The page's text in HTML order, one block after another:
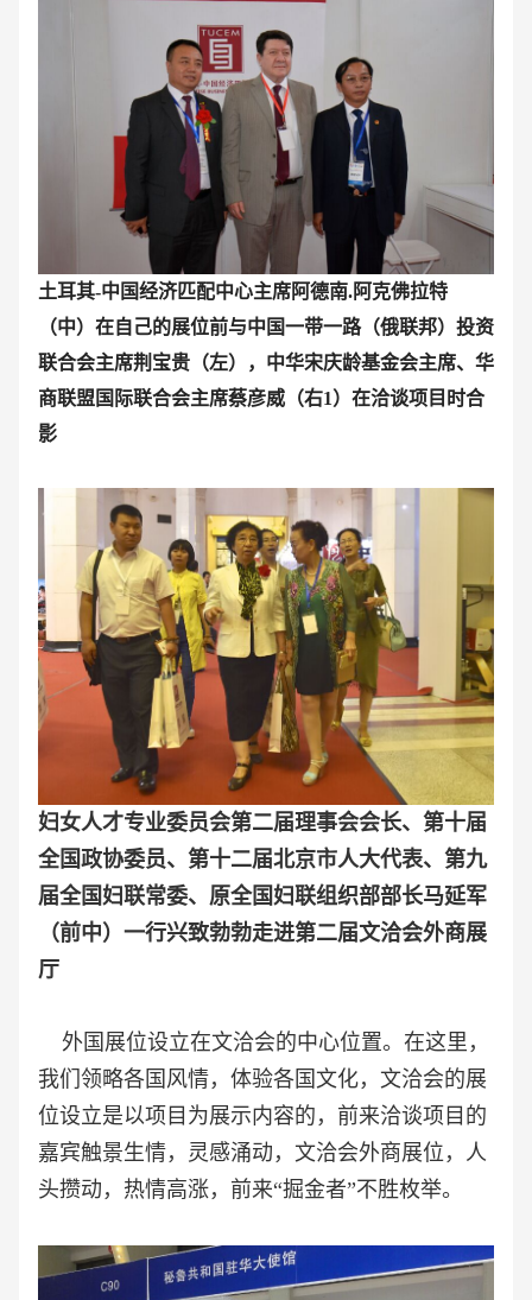
土耳其-中国经济匹配中心主席阿德南.阿克佛拉特
（中）在自己的展位前与中国一带一路（俄联邦）投资
联合会主席荆宝贵（左），中华宋庆龄基金会主席、华
商联盟国际联合会主席蔡彦威（右1）在洽谈项目时合
影
妇女人才专业委员会第二届理事会会长、第十届
全国政协委员、第十二届北京市人大代表、第九
届全国妇联常委、原全国妇联组织部部长马延军
（前中）一行兴致勃勃走进第二届文洽会外商展
厅
外国展位设立在文洽会的中心位置。在这里，
我们领略各国风情，体验各国文化，文洽会的展
位设立是以项目为展示内容的，前来洽谈项目的
嘉宾触景生情，灵感涌动，文洽会外商展位，人
头攒动，热情高涨，前来“掘金者”不胜枚举。